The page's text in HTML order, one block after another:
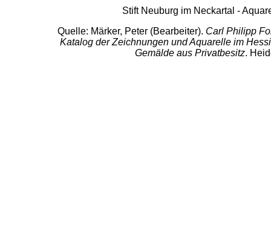
Stift Neuburg im Neckartal -
Quelle: Märker, Peter (Bearbeiter). Carl Philipp
Katalog der Zeichnungen und Aquarelle im
Gemälde aus Privatbesitz.